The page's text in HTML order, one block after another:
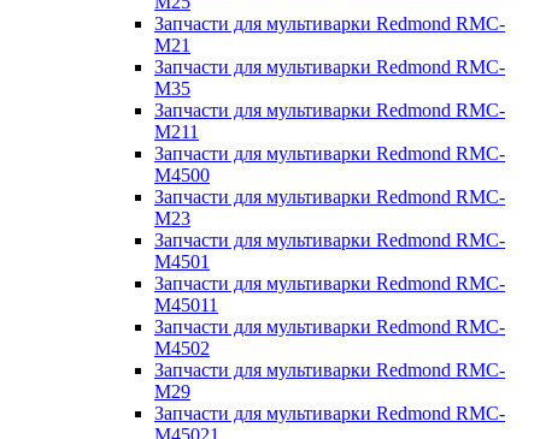
Запчасти для мультиварки Redmond RMC-
M21
Запчасти для мультиварки Redmond RMC-
M35
Запчасти для мультиварки Redmond RMC-
M211
Запчасти для мультиварки Redmond RMC-
M4500
Запчасти для мультиварки Redmond RMC-
M23
Запчасти для мультиварки Redmond RMC-
M4501
Запчасти для мультиварки Redmond RMC-
M45011
Запчасти для мультиварки Redmond RMC-
M4502
Запчасти для мультиварки Redmond RMC-
M29
Запчасти для мультиварки Redmond RMC-